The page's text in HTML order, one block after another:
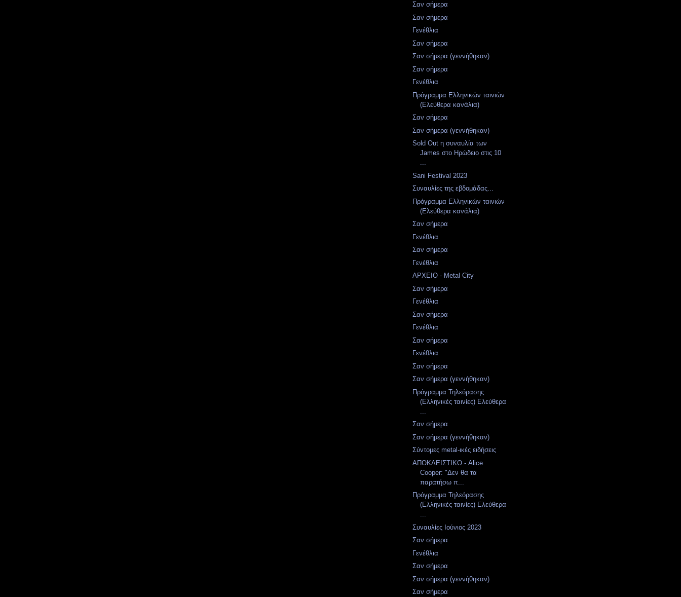
Σαν σήμερα
Σαν σήμερα
Γενέθλια
Σαν σήμερα
Σαν σήμερα (γεννήθηκαν)
Σαν σήμερα
Γενέθλια
Πρόγραμμα Ελληνικών ταινιών
(Ελεύθερα κανάλια)
Σαν σήμερα
Σαν σήμερα (γεννήθηκαν)
Sold Out η συναυλία των
James στο Ηρώδειο στις 10
...
Sani Festival 2023
Συναυλίες της εβδομάδας...
Πρόγραμμα Ελληνικών ταινιών
(Ελεύθερα κανάλια)
Σαν σήμερα
Γενέθλια
Σαν σήμερα
Γενέθλια
ΑΡΧΕΙΟ - Metal City
Σαν σήμερα
Γενέθλια
Σαν σήμερα
Γενέθλια
Σαν σήμερα
Γενέθλια
Σαν σήμερα
Σαν σήμερα (γεννήθηκαν)
Πρόγραμμα Τηλεόρασης
(Ελληνικές ταινίες) Ελεύθερα
Σαν σήμερα
Σαν σήμερα (γεννήθηκαν)
Σύντομες metal-ικές ειδήσεις
ΑΠΟΚΛΕΙΣΤΙΚΟ - Alice
Cooper: "Δεν θα τα
παρατήσω π...
Πρόγραμμα Τηλεόρασης
(Ελληνικές ταινίες) Ελεύθερα
...
Συναυλίες Ιούνιος 2023
Σαν σήμερα
Γενέθλια
Σαν σήμερα
Σαν σήμερα (γεννήθηκαν)
Σαν σήμερα